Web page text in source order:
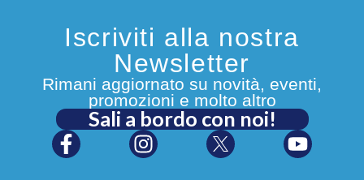
Iscriviti alla nostra
Newsletter
Rimani aggiornato su novità, eventi,
promozioni e molto altro
Sali a bordo con noi!